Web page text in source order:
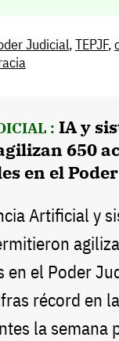
Judicial,TEPJF,
: IA y
650
en el
Artificial y
en el Poder
récord en
la semana